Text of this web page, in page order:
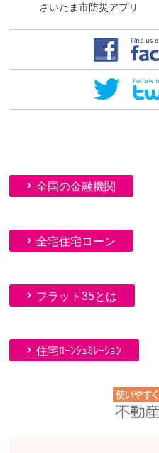
さいたま市防災アプリ
全国の金融機関
全宅住宅ローン
フラット35とは
住宅ﾛｰﾝｼｭﾐﾚｰｼｮﾝ